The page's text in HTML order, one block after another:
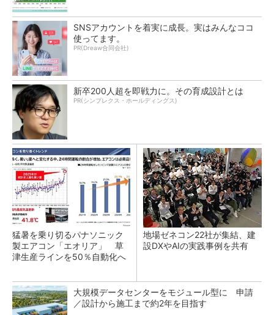
SNSアカウントを着実に成長。実はみんなココ
使ってます。
PR(Dreaw合同会社)
新卒200人超を即戦力に。その育成設計とは
PR(シンプレクス・ホールディングス)
猛暑を乗り切るパナソニック
製エアコン「エオリア」 草
津生産ラインを50％自動化へ
地場ゼネコン22社が集結、建
設DXやAIの実践事例を共有
大規模データセンターをモジュール型に 申請
／設計から施工まで約2年を目指す